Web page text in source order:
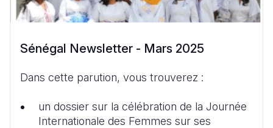
Sénégal Newsletter - Mars 2025
Dans cette parution, vous trouverez :
un dossier sur la célébration de la Journée
Internationale des Femmes sur ses